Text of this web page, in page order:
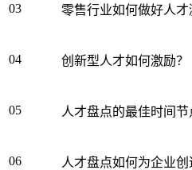
03 零售行业如何做好人才
04 创新型人才如何激励？
05 人才盘点的最佳时间节
06 人才盘点如何为企业创